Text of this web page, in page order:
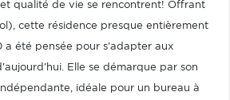
qualité de vie se rencontrent! Offrant
cette résidence presque entièrement
a été pensée pour s'adapter aux
Elle se démarque par son
idéale pour un bureau à